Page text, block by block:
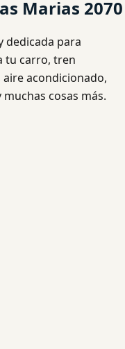
Marias 2070
dedicada para
tu carro, tren
acondicionado,
cosas más.